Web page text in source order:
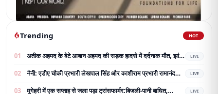
Trending HOT
01
अतीक अहमद के बेटे आबान अहमद की सड़क हादसे में दर्दनाक मौत, झांसी
LIVE
02
नैनी: एडीए चौकी प्रभारी लेखपाल सिंह और काशीराम प्रभारी रामानंद
LIVE
03
मुगेहरी में एक सप्ताह से जला पड़ा ट्रांसफार्मर:बिजली-पानी बाधित,
LIVE